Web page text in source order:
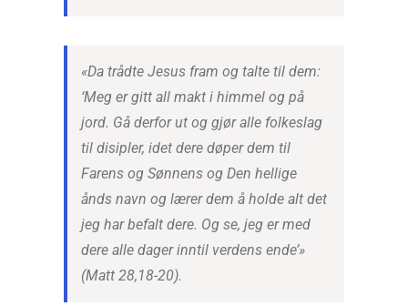
«Da trådte Jesus fram og talte til dem:
‘Meg er gitt all makt i himmel og på
jord. Gå derfor ut og gjør alle folkeslag
til disipler, idet dere døper dem til
Farens og Sønnens og Den hellige
ånds navn og lærer dem å holde alt det
jeg har befalt dere. Og se, jeg er med
dere alle dager inntil verdens ende’»
(Matt 28,18-20).